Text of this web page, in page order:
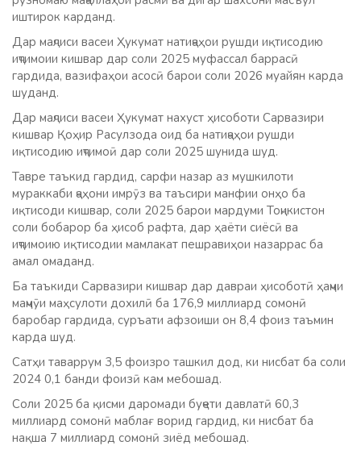
иштирок карданд.
Дар маҷлиси васеи Ҳукумат натиҷаҳои рушди иқтисодию
иҷтимоии кишвар дар соли 2025 муфассал баррасӣ
гардида, вазифаҳои асосӣ барои соли 2026 муайян карда
шуданд.
Дар маҷлиси васеи Ҳукумат нахуст ҳисоботи Сарвазири
кишвар Қоҳир Расулзода оид ба натиҷаҳои рушди
иқтисодию иҷтимоӣ дар соли 2025 шунида шуд.
Тавре таъкид гардид, сарфи назар аз мушкилоти
мураккаби ҷаҳони имрӯз ва таъсири манфии онҳо ба
иқтисоди кишвар, соли 2025 барои мардуми Тоҷикистон
соли бобарор ба ҳисоб рафта, дар ҳаёти сиёсӣ ва
иҷтимоию иқтисодии мамлакат пешравиҳои назаррас ба
амал омаданд.
Ба таъкиди Сарвазири кишвар дар давраи ҳисоботӣ ҳаҷми
маҷмӯи маҳсулоти дохилӣ ба 176,9 миллиард сомонӣ
баробар гардида, суръати афзоиши он 8,4 фоиз таъмин
карда шуд.
Сатҳи таваррум 3,5 фоизро ташкил дод, ки нисбат ба соли
2024 0,1 банди фоизӣ кам мебошад.
Соли 2025 ба қисми даромади буҷети давлатӣ 60,3
миллиард сомонӣ маблағ ворид гардид, ки нисбат ба
нақша 7 миллиард сомонӣ зиёд мебошад.